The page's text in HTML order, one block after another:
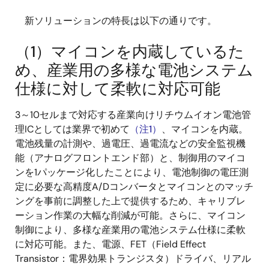
新ソリューションの特長は以下の通りです。
（1）マイコンを内蔵しているた
め、産業用の多様な電池システム
仕様に対して柔軟に対応可能
3～10セルまで対応する産業向けリチウムイオン電池管
理ICとしては業界で初めて （注1） 、マイコンを内蔵。
電池残量の計測や、過電圧、過電流などの安全監視機
能（アナログフロントエンド部）と、制御用のマイコ
ンを1パッケージ化したことにより、電池制御の電圧測
定に必要な高精度A/Dコンバータとマイコンとのマッチ
ングを事前に調整した上で提供するため、キャリブレ
ーション作業の大幅な削減が可能。さらに、マイコン
制御により、多様な産業用の電池システム仕様に柔軟
に対応可能。また、電源、FET（Field Effect
Transistor：電界効果トランジスタ）ドライバ、リアル